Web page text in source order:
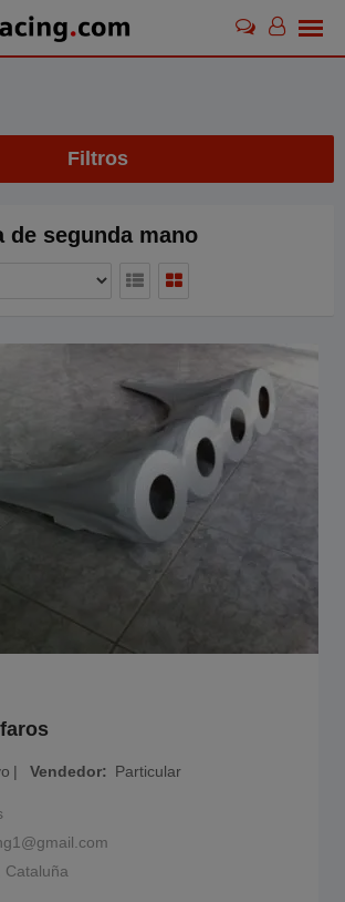
Filtros
de segunda mano
Vendedor Particular
Cataluña